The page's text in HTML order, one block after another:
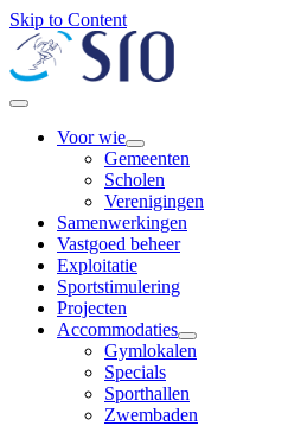
Skip to Content
Voor wie
Gemeenten
Scholen
Verenigingen
Samenwerkingen
Vastgoed beheer
Exploitatie
Sportstimulering
Projecten
Accommodaties
Gymlokalen
Specials
Sporthallen
Zwembaden